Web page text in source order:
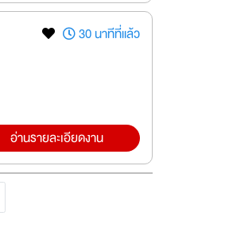
30 นาทีที่แล้ว
อ่านรายละเอียดงาน